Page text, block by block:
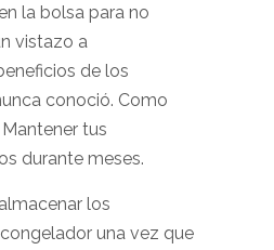
la bolsa para no
vistazo a
de los
conoció. Como
tus
durante meses.
los
una vez que